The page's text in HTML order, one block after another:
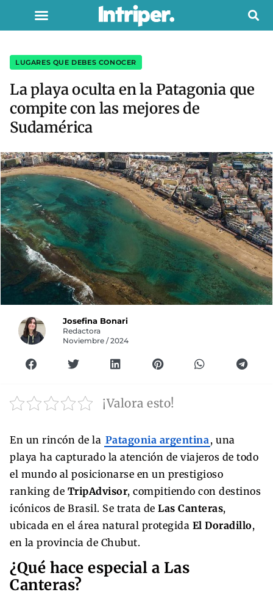
LUGARES QUE DEBES CONOCER
La playa oculta en la Patagonia que
compite con las mejores de
Sudamérica
Josefina Bonari
Redactora
Noviembre / 2024
¡Valora esto!
En un rincón de la Patagonia argentina , una
playa ha capturado la atención de viajeros de todo
el mundo al posicionarse en un prestigioso
ranking de TripAdvisor, compitiendo con destinos
icónicos de Brasil. Se trata de Las Canteras,
ubicada en el área natural protegida El Doradillo,
en la provincia de Chubut.
¿Qué hace especial a Las
Canteras?